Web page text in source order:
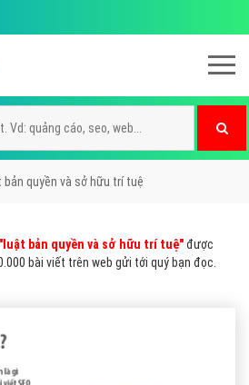
bản quyền và sở hữu trí tuệ
"luật bản quyền và sở hữu trí tuệ"được
bài viết trên web gửi tới quý bạn đọc.